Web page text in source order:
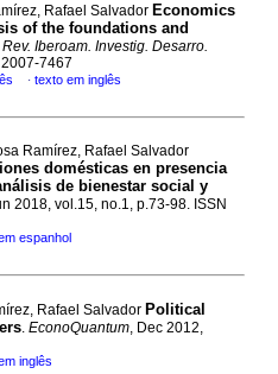
Rafael Salvador Economics
of the foundations and
Iberoam. Investig. Desarro.
7467
· texto em inglês
Ramírez, Rafael Salvador
domésticas en presencia
de bienestar social y
2018, vol.15, no.1, p.73-98. ISSN
espanhol
Rafael Salvador Political
. EconoQuantum, Dec 2012,
inglês